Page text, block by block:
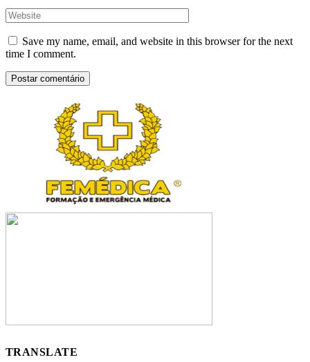
Save my name, email, and website in this browser for the next
time I comment.
TRANSLATE